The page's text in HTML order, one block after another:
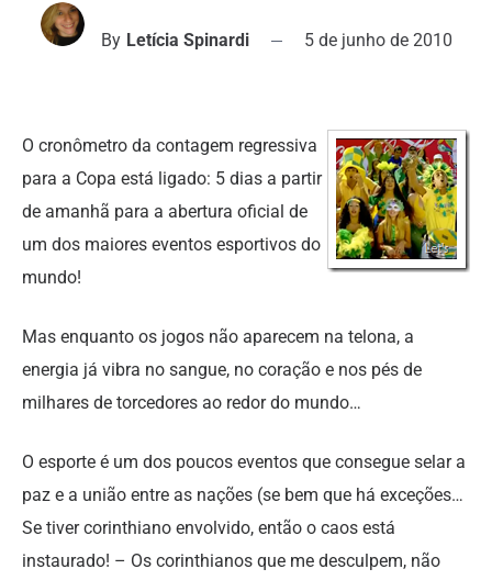
By Letícia Spinardi 5 de junho de 2010
O cronômetro da contagem regressiva
para a Copa está ligado: 5 dias a partir
de amanhã para a abertura oficial de
um dos maiores eventos esportivos do
mundo!
Mas enquanto os jogos não aparecem na telona, a
energia já vibra no sangue, no coração e nos pés de
milhares de torcedores ao redor do mundo…
O esporte é um dos poucos eventos que consegue selar a
paz e a união entre as nações (se bem que há exceções…
Se tiver corinthiano envolvido, então o caos está
instaurado! – Os corinthianos que me desculpem, não